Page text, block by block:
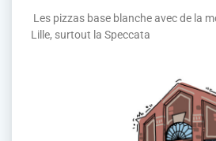
Les pizzas base blanche avec de la
Lille, surtout la Speccata